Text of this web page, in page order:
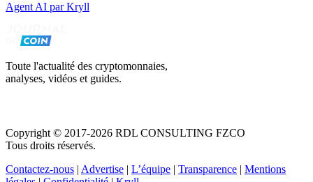
Agent AI par Kryll
Toute l'actualité des cryptomonnaies,
analyses, vidéos et guides.
Copyright © 2017-2026 RDL CONSULTING FZCO
Tous droits réservés.
Contactez-nous | Advertise | L’équipe | Transparence | Mentions